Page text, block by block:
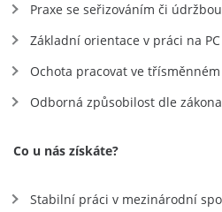
Praxe se seřizováním či
Základní orientace v práci na PC
Ochota pracovat ve
Odborná způsobilost dle
Co u nás získáte?
Stabilní práci v mezinárodní